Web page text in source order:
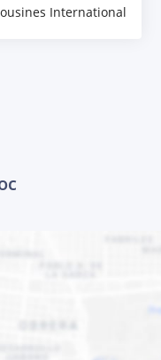
International